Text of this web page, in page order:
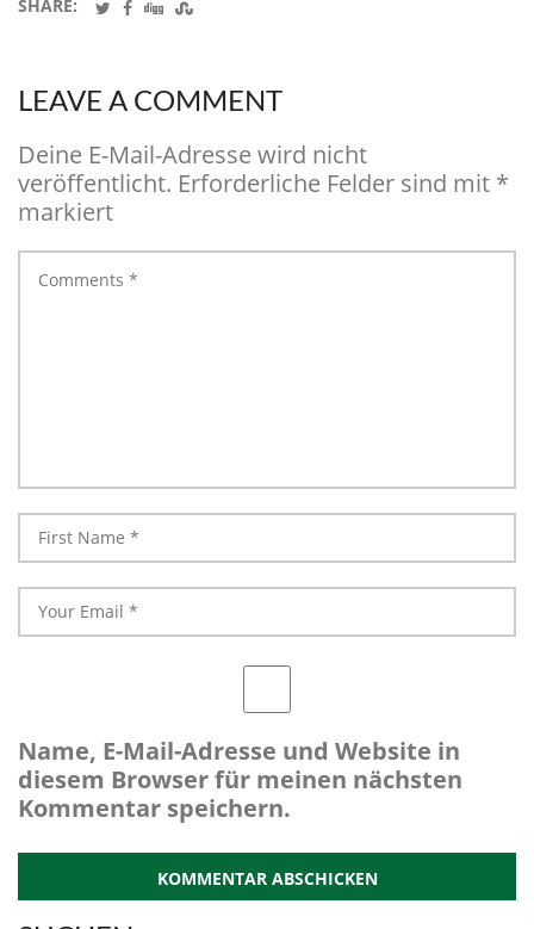
SHARE:
LEAVE A COMMENT
Deine E-Mail-Adresse wird nicht
veröffentlicht. Erforderliche Felder sind mit *
markiert
Name, E-Mail-Adresse und Website in
diesem Browser für meinen nächsten
Kommentar speichern.